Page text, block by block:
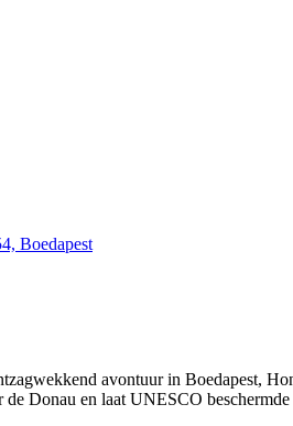
Boedapest
avontuur in Boedapest,
Donau en laat UNESCO